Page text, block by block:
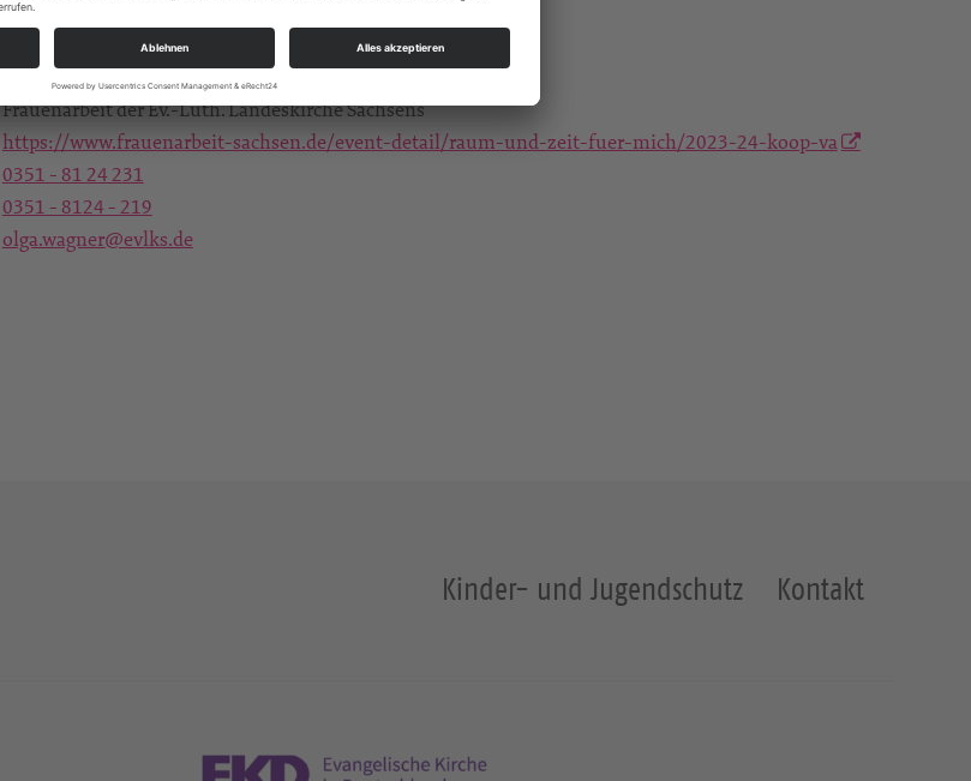
60,00 €; Bei Überweisung bitte angeben: 2023-24 Koop.-VA
Viktoria Panitz-Brand, Beatrix Panitz
Frauenarbeit der Ev.-Luth. Landeskirche Sachsens
https://www.frauenarbeit-sachsen.de/event-detail/raum-und-zeit-fuer-mich/2023-24-koop-va
0351 - 81 24 231
0351 - 8124 - 219
olga.wagner@evlks.de
Kinder- und Jugendschutz Kontakt